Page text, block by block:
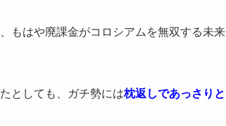
もはや廃課金がコロシアムを無双する未来
としても、ガチ勢には枕返しであっさりと